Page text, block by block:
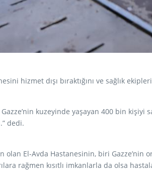
hizmet dışı bıraktığını ve sağlık
Gazze’nin kuzeyinde yaşayan 400 bin kişiyi
dedi.
olan El-Avda Hastanesinin, biri
rağmen kısıtlı imkanlarla da olsa